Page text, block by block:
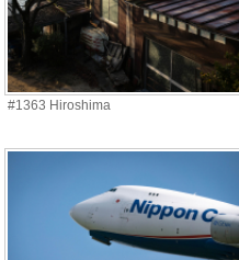
#1363 Hiroshima